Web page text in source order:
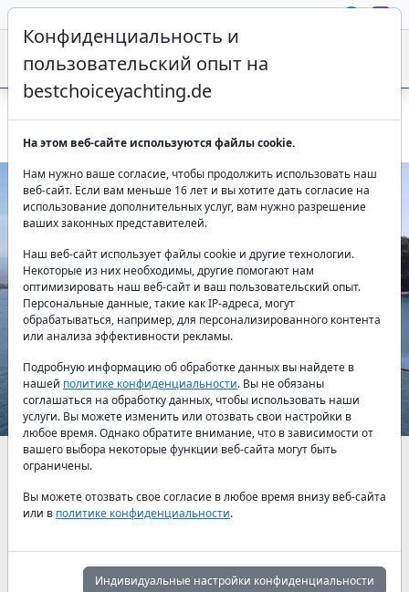
Парусная яхта Bavaria Cruiser 45 Azra Deniz 14.5м Фетхие
Previous Next
Наличие и актуальные цены по договоренности
Май
585 €
Июнь
650 €
Июль
700 € 585 €
Конфиденциальность и
пользовательский опыт на
bestchoiceyachting.de
На этом веб-сайте используются файлы cookie.
Нам нужно ваше согласие, чтобы продолжить использовать наш
веб-сайт. Если вам меньше 16 лет и вы хотите дать согласие на
использование дополнительных услуг, вам нужно разрешение
ваших законных представителей.
Наш веб-сайт использует файлы cookie и другие технологии.
Некоторые из них необходимы, другие помогают нам
оптимизировать наш веб-сайт и ваш пользовательский опыт.
Персональные данные, такие как IP-адреса, могут
обрабатываться, например, для персонализированного контента
или анализа эффективности рекламы.
Подробную информацию об обработке данных вы найдете в
нашей политике конфиденциальности. Вы не обязаны
соглашаться на обработку данных, чтобы использовать наши
услуги. Вы можете изменить или отозвать свои настройки в
любое время. Однако обратите внимание, что в зависимости от
вашего выбора некоторые функции веб-сайта могут быть
ограничены.
Вы можете отозвать свое согласие в любое время внизу веб-сайта
или в политике конфиденциальности.
Индивидуальные настройки конфиденциальности